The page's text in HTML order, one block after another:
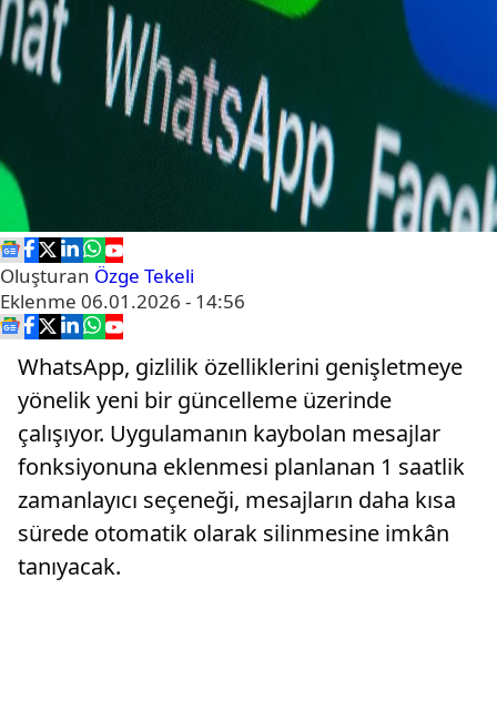
Oluşturan Özge Tekeli
Eklenme 06.01.2026 - 14:56
WhatsApp, gizlilik özelliklerini genişletmeye
yönelik yeni bir güncelleme üzerinde
çalışıyor. Uygulamanın kaybolan mesajlar
fonksiyonuna eklenmesi planlanan 1 saatlik
zamanlayıcı seçeneği, mesajların daha kısa
sürede otomatik olarak silinmesine imkân
tanıyacak.